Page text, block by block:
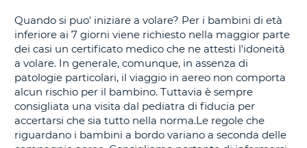
Quando si puo' iniziare a volare? Per i bambini di età
inferiore ai 7 giorni viene richiesto nella maggior parte
dei casi un certificato medico che ne attesti l'idoneità
a volare. In generale, comunque, in assenza di
patologie particolari, il viaggio in aereo non comporta
alcun rischio per il bambino. Tuttavia è sempre
consigliata una visita dal pediatra di fiducia per
accertarsi che sia tutto nella norma.Le regole che
riguardano i bambini a bordo variano a seconda delle